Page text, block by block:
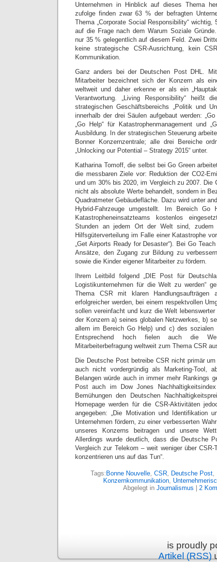
Unternehmen in Hinblick auf dieses Thema
zufolge finden zwar 63 % der befragten
Thema „Corporate Social Responsibility“ wichtig,
auf die Frage nach dem Warum Soziale
nur 35 % gelegentlich auf diesem Feld. Zwei
keine strategische CSR-Ausrichtung, kein
Kommunikation.
Ganz anders bei der Deutschen Post DHL.
Mitarbeiter be­zeichnet sich der Konzern als
weltweit und daher erkenne er als ein
Verantwortung. „Living Responsibility“ heißt
strategischen Geschäftsbereichs „Politik und
innerhalb der drei Säulen aufgebaut werden:
„Go Help“ für Katastrophenmanagement und
Ausbildung. In der strategischen Steuerung
Bonner Konzernzentrale; alle drei Bereiche
„Unlocking our Potential – Strategy 2015“ unter.
Katharina Tomoff, die selbst bei Go Green
die messbaren Ziele vor: Reduktion der CO2-
und um 30% bis 2020, im Vergleich zu 2007. Die
nicht als absolute Werte behandelt, sondern in
Quadratmeter Gebäudefläche. Dazu wird unter
Hybrid-Fahrzeuge umgestellt. Im Bereich Go
Katastropheneinsatzteams kostenlos
Stunden an jedem Ort der Welt sind, zudem
Hilfsgüter­verteilung im Falle einer Katastrophe
„Get Airports Ready for Desaster“). Bei Go
Ansätze, den Zugang zur Bildung zu
sowie die Kinder eigener Mitarbeiter zu fördern.
Ihrem Leitbild folgend „DIE Post für
Logistikunter­nehmen für die Welt zu werden“
Thema CSR mit klaren Handlungsaufträgen
erfolgreicher werden, bei einem respektvollen
sollen vereinfacht und kurz die Welt
der Konzern a) seines globalen Netzwerkes, b)
allem im Bereich Go Help) und c) des sozialen
Entsprechend hoch fielen auch die
Mitarbeiterbefragung weltweit zum Thema CSR
Die Deutsche Post betreibe CSR nicht primär
auch nicht vordergründig als Marketing-Tool,
Belangen würde auch in immer mehr Rankings
Post auch im Dow Jones
Bemühungen den Deutschen
Homepage werden für die CSR-Aktivitäten
angegeben: „Die Motivation und Identifikation
Unternehmen fördern, zu einer verbesserten
unseres Konzerns beitragen und unsere
Allerdings wurde deutlich, dass die Deutsche
Vergleich zur Telekom – weit weniger über CSR-
konzentrieren uns auf das Tun“.
Tags: Bonne Nouvelle, CSR, Deutsche Post,
Konzernkommunikation,
Abgelegt in Journalismus 2
is proudly
Artikel (RSS)